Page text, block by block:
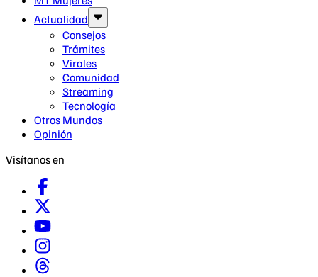
Actualidad
Consejos
Trámites
Virales
Comunidad
Streaming
Tecnología
Otros Mundos
Opinión
Visítanos en